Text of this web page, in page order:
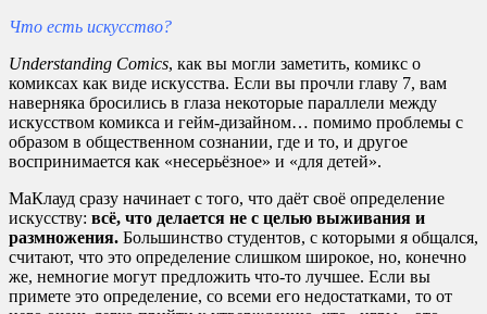
Что есть искусство?
Understanding Comics, как вы могли заметить, комикс о
комиксах как виде искусства. Если вы прочли главу 7, вам
наверняка бросились в глаза некоторые параллели между
искусством комикса и гейм-дизайном… помимо проблемы с
образом в общественном сознании, где и то, и другое
воспринимается как «несерьёзное» и «для детей».
МаКлауд сразу начинает с того, что даёт своё определение
искусству: всё, что делается не с целью выживания и
размножения. Большинство студентов, с которыми я общался,
считают, что это определение слишком широкое, но, конечно
же, немногие могут предложить что-то лучшее. Если вы
примете это определение, со всеми его недостатками, то от